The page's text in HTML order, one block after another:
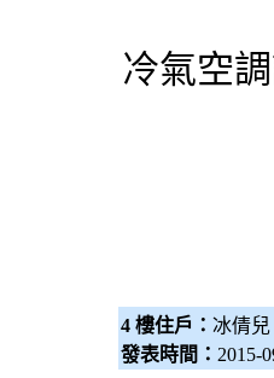
冷氣空調
4 樓住戶： 冰倩兒
發表時間： 2015-